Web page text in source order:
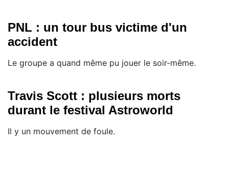
PNL : un tour bus victime d'un
accident
Le groupe a quand même pu jouer le soir-même.
Travis Scott : plusieurs morts
durant le festival Astroworld
Il y un mouvement de foule.